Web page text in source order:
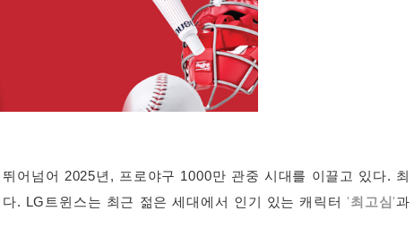
어넘어 2025년, 프로야구 1000만 관중 시대를 이끌고 있다. 최
. LG트윈스는 최근 젊은 세대에서 인기 있는 캐릭터
'최고심 '과